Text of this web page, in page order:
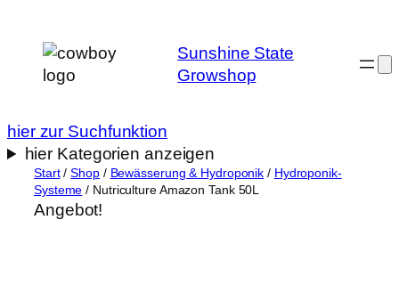
Inhalt
springen
Sunshine State
Growshop
hier zur Suchfunktion
hier Kategorien anzeigen
Start/Shop/ Bewässerung & Hydroponik / Hydroponik-
Systeme / Nutriculture Amazon Tank 50L
Angebot!